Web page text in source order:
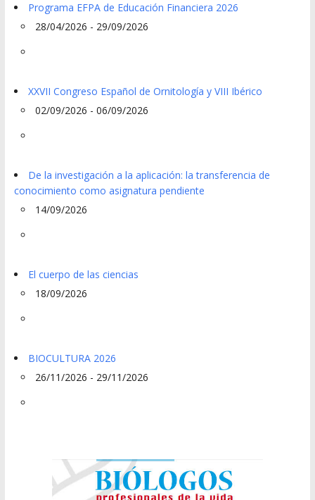
Programa EFPA de Educación Financiera 2026
28/04/2026 - 29/09/2026
XXVII Congreso Español de Ornitología y VIII Ibérico
02/09/2026 - 06/09/2026
De la investigación a la aplicación: la transferencia de
conocimiento como asignatura pendiente
14/09/2026
El cuerpo de las ciencias
18/09/2026
BIOCULTURA 2026
26/11/2026 - 29/11/2026